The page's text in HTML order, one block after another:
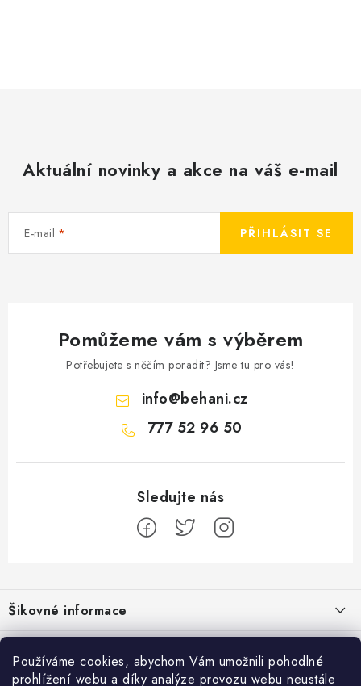
Používáme cookies, abychom Vám umožnili pohodlné
prohlížení webu a díky analýze provozu webu neustále
Aktuální novinky a akce na váš e-mail
E-mail PŘIHLÁSIT SE
Pomůžeme vám s výběrem
Potřebujete s něčím poradit? Jsme tu pro vás!
info@behani.cz
777 52 96 50
á
p
a
Šikovné informace
Ceník dopravy
Moje objednávka
Běžecké zajímavosti
Bolest holeně nemusí znamenat zánět okostice